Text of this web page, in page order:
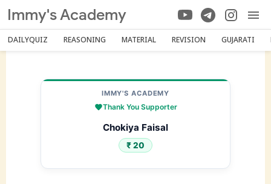
Immy's Academy
DAILYQUIZ REASONING MATERIAL REVISION GUJARATI
IMMY'S ACADEMY
Thank You Supporter
Chokiya Faisal
₹ 20